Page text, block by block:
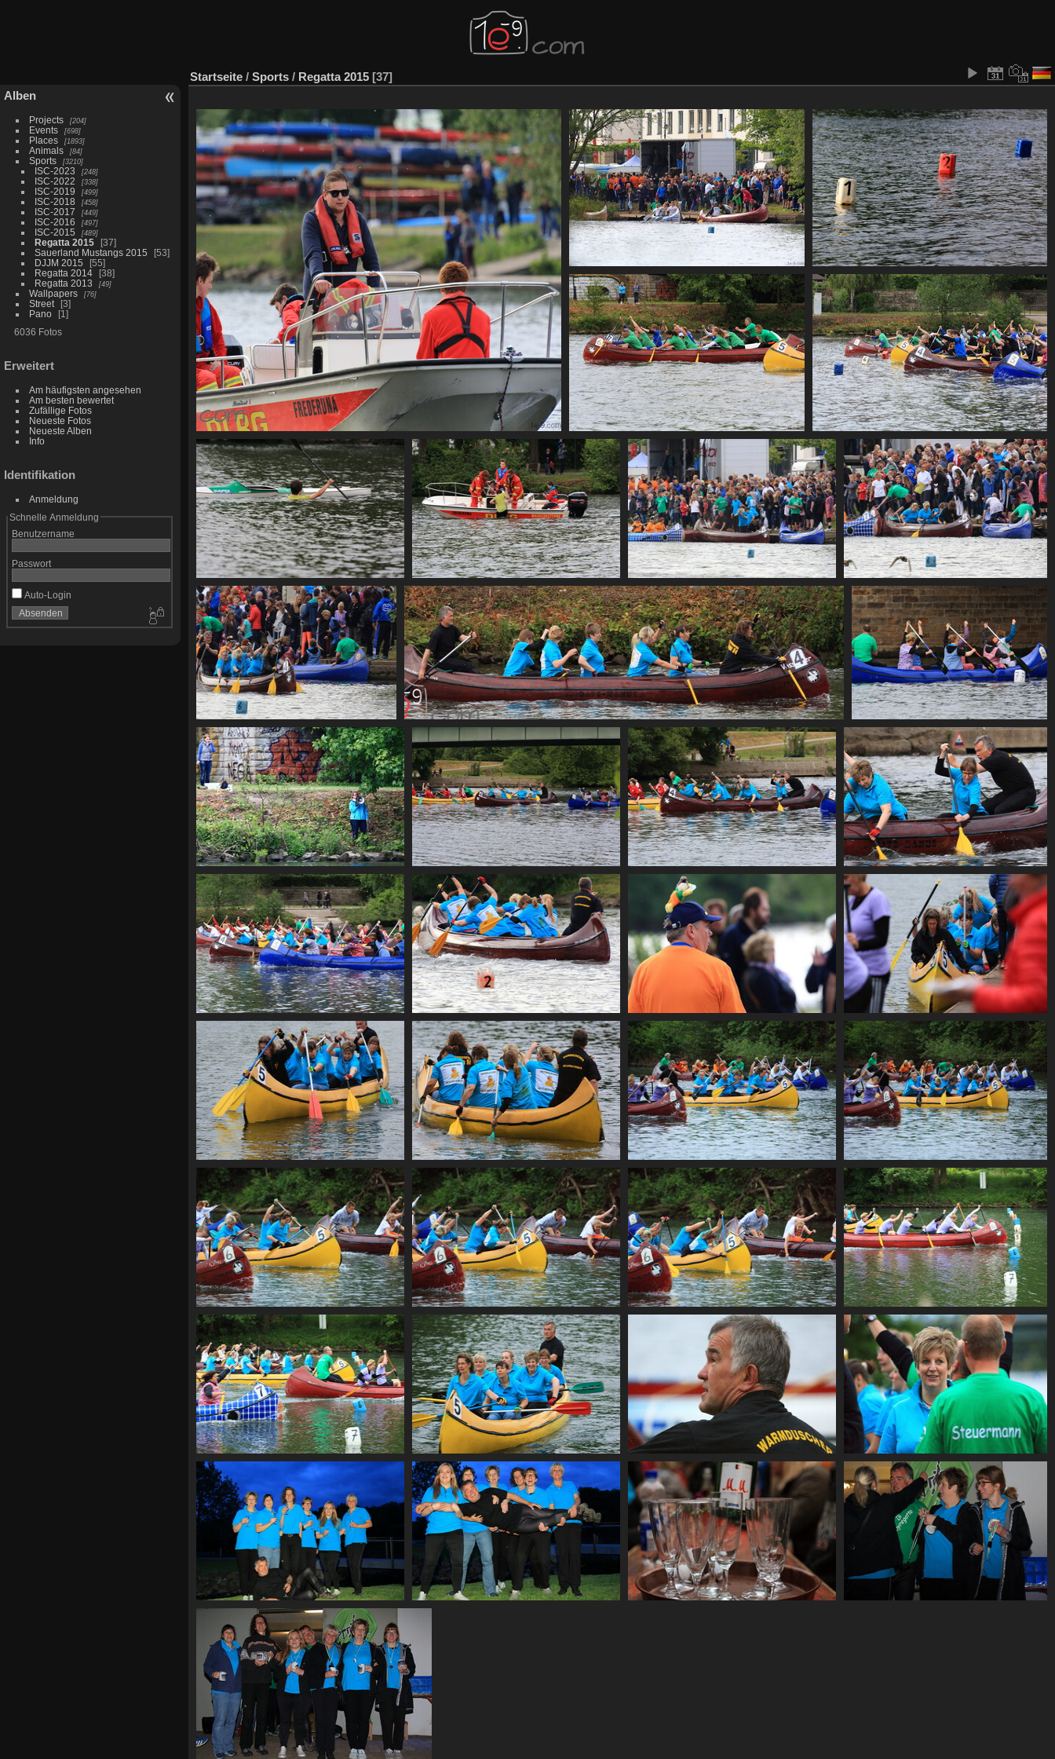
Alben
Projects 204
Events 698
Places 1893
Animals 84
Sports 3210
ISC-2023 248
ISC-2022 338
ISC-2019 499
ISC-2018 458
ISC-2017 449
ISC-2016 497
ISC-2015 489
Regatta 2015
37
Sauerland Mustangs 2015
53
DJJM 2015
55
Regatta 2014
38
Regatta 2013
49
Wallpapers 76
Street
3
Pano
1
6036 Fotos
Erweitert
Am häufigsten angesehen
Am besten bewertet
Zufällige Fotos
Neueste Fotos
Neueste Alben
Info
Identifikation
Anmeldung
Schnelle Anmeldung
Benutzername
Passwort
Auto-Login
Startseite / Sports / Regatta 2015 37
CF2 1819
CF2 1820 CF2 1825
CF2 1860 CF2 1863
CF2 1877 CF2 1881 CF2 1892 CF2 1894
CF2 1904 CF2 1911 CF2 1917
CF2 1922 CF2 1923 CF2 1924 CF2 1924 B
CF2 1937 CF2 1944 CF2 1950 CF2 1956
CF2 1959 CF2 1961 CF2 1966 CF2 1967
CF2 1968 CF2 1969 CF2 1970 CF2 1972
CF2 1973 CF2 1977 CF2 1979 CF2 1981
CF2 1987